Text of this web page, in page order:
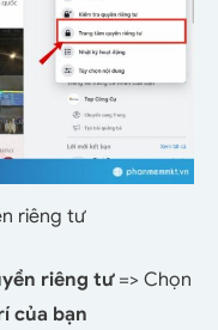
riêng tư
riêng tư=> Chọn
của bạn